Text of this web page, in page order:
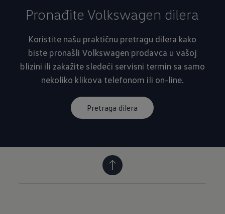
Pronađite Volkswagen dilera
Koristite našu praktičnu pretragu dilera kako
biste pronašli Volkswagen prodavca u vašoj
blizini ili zakažite sledeći servisni termin sa samo
nekoliko klikova telefonom ili on-line.
Pretraga dilera